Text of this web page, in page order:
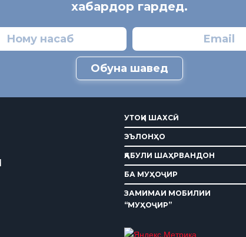
хабардор гардед.
Обуна шавед
УТОҚИ ШАХСӢ
ЭЪЛОНҲО
ҚАБУЛИ ШАҲРВАНДОН
БА МУҲОҶИР
ЗАМИМАИ МОБИЛИИ
“МУҲОҶИР”